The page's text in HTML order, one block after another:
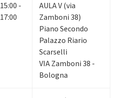
15:00 -
17:00
AULA V (via
Zamboni 38)
Piano Secondo
Palazzo Riario
Scarselli
VIA Zamboni 38 -
Bologna